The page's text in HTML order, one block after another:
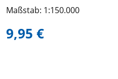
Maßstab: 1:150.000
9,95 €